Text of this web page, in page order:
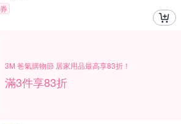
券
3M 爸氣購物節 居家用品最高享83折！
滿3件享83折